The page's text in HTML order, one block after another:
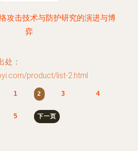
攻击技术与防护研究的演进与博
弈
处：
product/list-2.html
1 2 3 4
5 下一页